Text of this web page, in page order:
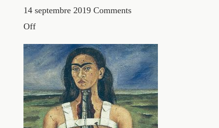
14 septembre 2019 Comments
Off